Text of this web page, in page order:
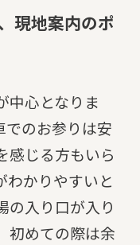
現地案内のポ
中心となりま
でのお参りは安
感じる方もいら
わかりやすいと
の入り口が入り
初めての際は余